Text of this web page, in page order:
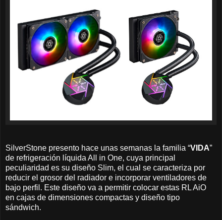
SilverStone presento hace unas semanas la familia “VIDA”
de refrigeración líquida All in One, cuya principal
peculiaridad es su diseño Slim, el cual se caracteriza por
reducir el grosor del radiador e incorporar ventiladores de
bajo perfil. Este diseño va a permitir colocar estas RL AiO
en cajas de dimensiones compactas y diseño tipo
sándwich.